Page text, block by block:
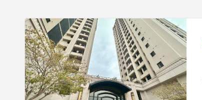
698
萬/
台
中
市
太
閱
文
心
4
房
2